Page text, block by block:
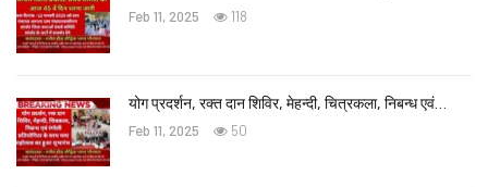
Feb 11, 2025 118
योग प्रदर्शन, रक्त दान शिविर, मेहन्दी, चित्रकला, निबन्ध एवं…
Feb 11, 2025 50